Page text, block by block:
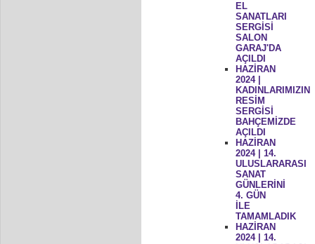
EL
SANATLARI
SERGİSİ
SALON
GARAJ'DA
AÇILDI
HAZİRAN
2024 |
KADINLARIMIZIN
RESİM
SERGİSİ
BAHÇEMİZDE
AÇILDI
HAZİRAN
2024 | 14.
ULUSLARARASI
SANAT
GÜNLERİNİ
4. GÜN
İLE
TAMAMLADIK
HAZİRAN
2024 | 14.